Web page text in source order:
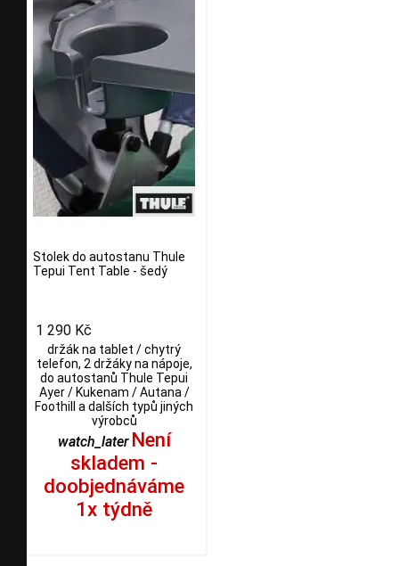
Stolek do autostanu Thule
Tepui Tent Table - šedý
1 290 Kč
držák na tablet / chytrý
telefon, 2 držáky na nápoje,
do autostanů Thule Tepui
Ayer / Kukenam / Autana /
Foothill a dalších typů jiných
výrobců
watch_later Není
skladem -
doobjednáváme
1x týdně